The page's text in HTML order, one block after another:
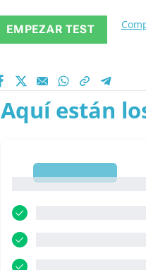
EMPEZAR TEST
Aquí están